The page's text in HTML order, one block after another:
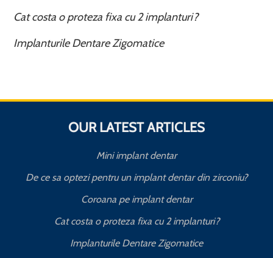
Cat costa o proteza fixa cu 2 implanturi?
Implanturile Dentare Zigomatice
OUR LATEST ARTICLES
Mini implant dentar
De ce sa optezi pentru un implant dentar din zirconiu?
Coroana pe implant dentar
Cat costa o proteza fixa cu 2 implanturi?
Implanturile Dentare Zigomatice